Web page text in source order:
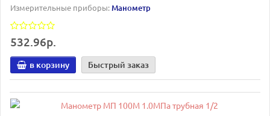
Измерительные приборы:Манометр
532.96р.
в корзину Быстрый заказ